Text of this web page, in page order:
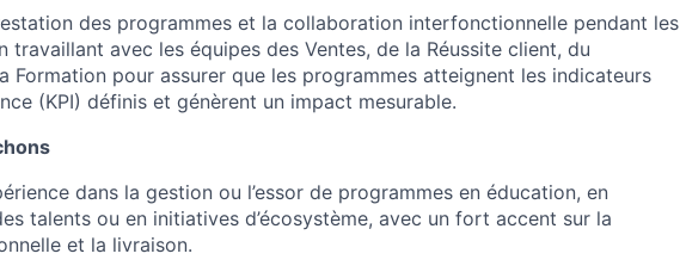
des programmes et la collaboration interfonctionnelle pendant les
travaillant avec les équipes des Ventes, de la Réussite client, du
Formation pour assurer que les programmes atteignent les indicateurs
(KPI) définis et génèrent un impact mesurable.
dans la gestion ou l’essor de programmes en éducation, en
talents ou en initiatives d’écosystème, avec un fort accent sur la
et la livraison.